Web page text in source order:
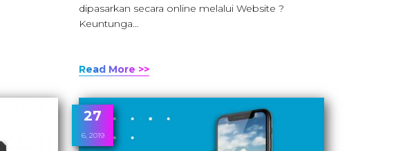
dipasarkan secara online melalui Website ?
Keuntunga…
Read More >>
27
6, 2019